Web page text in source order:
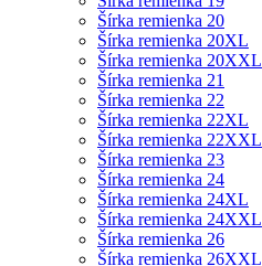
Šírka remienka 20
Šírka remienka 20XL
Šírka remienka 20XXL
Šírka remienka 21
Šírka remienka 22
Šírka remienka 22XL
Šírka remienka 22XXL
Šírka remienka 23
Šírka remienka 24
Šírka remienka 24XL
Šírka remienka 24XXL
Šírka remienka 26
Šírka remienka 26XXL